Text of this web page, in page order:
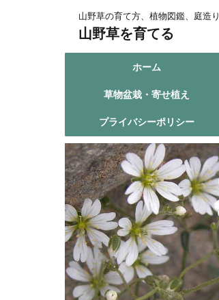
山野草の育て方、植物図鑑、庭造り
山野草を育てる
ホーム
草物盆栽・寄せ植え
プライバシーポリシー